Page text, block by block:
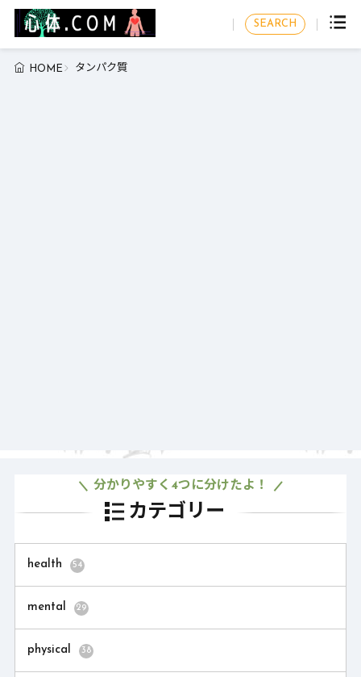
SEARCH
HOME タンパク質
カテゴリー
分かりやすく4つに分けたよ！
health 54
mental 29
physical 38